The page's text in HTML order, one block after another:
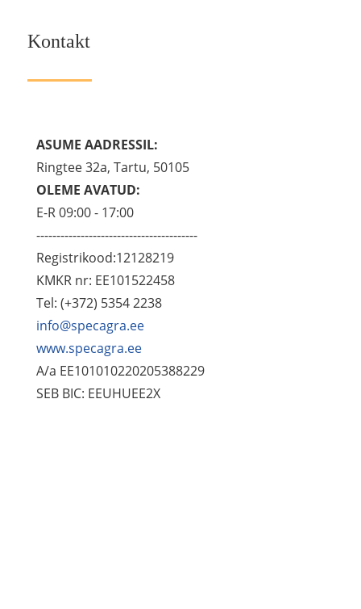
Kontakt
ASUME AADRESSIL:
Ringtee 32a, Tartu, 50105
OLEME AVATUD:
E-R 09:00 - 17:00
----------------------------------------
Registrikood:12128219
KMKR nr: EE101522458
Tel: (+372) 5354 2238
info@specagra.ee
www.specagra.ee
A/a EE101010220205388229
SEB BIC: EEUHUEE2X